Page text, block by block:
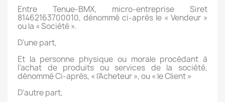
Entre Tenue-BMX, micro-entreprise Siret
81462163700010, dénommé ci-après le « Vendeur »
ou la « Société ».
D’une part,
Et la personne physique ou morale procédant à
l’achat de produits ou services de la société,
dénommé Ci-après, « l’Acheteur », ou « le Client »
D’autre part,